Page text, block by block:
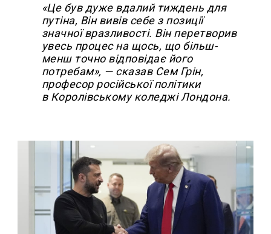
«Це був дуже вдалий тиждень для
путіна, Він вивів себе з позиції
значної вразливості. Він перетворив
увесь процес на щось, що більш-
менш точно відповідає його
потребам», — сказав Сем Грін,
професор російської політики
в Королівському коледжі Лондона.